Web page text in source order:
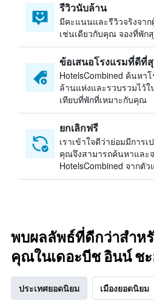
รีวิวนับล้าน
มีคะแนนและรีวิวจริงจา
เช่นเดียวกับคุณ จองที่พัก
ข้อเสนอโรงแรมที่ดีที่
HotelsCombined ค้นหา
ล้านแห่งและรวบรวมไว้ใ
เทียบที่พักที่เหมาะกับคุณ
ยกเลิกฟรี
เราเข้าใจดีว่าย่อมมีการ
คุณจึงสามารถค้นหาและ
HotelsCombined จากตั
พบผลลัพธ์ที่ดีกว่าสำห
คุณในเดอะบีช อินน์ ช
ประเทศยอดนิยม เมืองยอดนิยม